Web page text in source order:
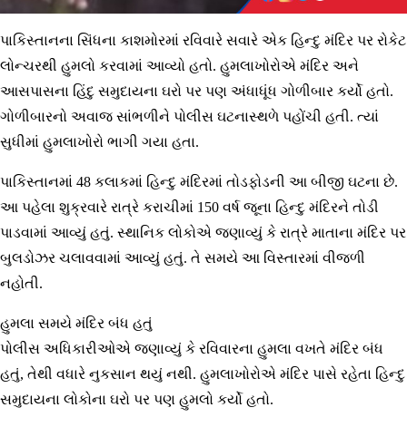
પાકિસ્તાનના સિંધના કાશમોરમાં રવિવારે સવારે એક હિન્દુ મંદિર પર રોકેટ
લોન્ચરથી હુમલો કરવામાં આવ્યો હતો. હુમલાખોરોએ મંદિર અને
આસપાસના હિંદુ સમુદાયના ઘરો પર પણ અંધાધૂંધ ગોળીબાર કર્યો હતો.
ગોળીબારનો અવાજ સાંભળીને પોલીસ ઘટનાસ્થળે પહોંચી હતી. ત્યાં
સુધીમાં હુમલાખોરો ભાગી ગયા હતા.
પાકિસ્તાનમાં 48 કલાકમાં હિન્દુ મંદિરમાં તોડફોડની આ બીજી ઘટના છે.
આ પહેલા શુક્રવારે રાત્રે કરાચીમાં 150 વર્ષ જૂના હિન્દુ મંદિરને તોડી
પાડવામાં આવ્યું હતું. સ્થાનિક લોકોએ જણાવ્યું કે રાત્રે માતાના મંદિર પર
બુલડોઝર ચલાવવામાં આવ્યું હતું. તે સમયે આ વિસ્તારમાં વીજળી
નહોતી.
હુમલા સમયે મંદિર બંધ હતું
પોલીસ અધિકારીઓએ જણાવ્યું કે રવિવારના હુમલા વખતે મંદિર બંધ
હતું, તેથી વધારે નુકસાન થયું નથી. હુમલાખોરોએ મંદિર પાસે રહેતા હિન્દુ
સમુદાયના લોકોના ઘરો પર પણ હુમલો કર્યો હતો.